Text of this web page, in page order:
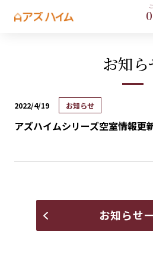
お知ら
2022/4/19 お知らせ
アズハイムシリーズ空室情報更
お知らせ